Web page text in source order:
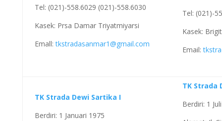
Tel: (021)-558.6029 (021)-558.6030
Kasek: Prsa Damar Triyatmiyarsi
Emall:tkstradasanmar1@gmail.com
Tel: (021)-
Kasek:
Email:
TK Strada Dewi Sartika I
Berdiri: 1 Januari 1975
TK Strada
Berdiri: 1